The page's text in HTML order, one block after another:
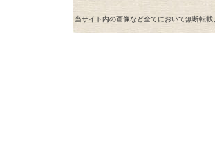
当サイト内の画像など全てにおいて無断転